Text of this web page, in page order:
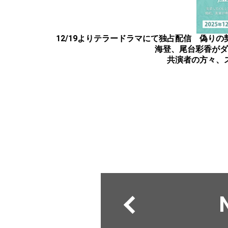
12/19よりテラードラマにて独占配信 偽りの
海登、尾台彩香が
共演者の方々、